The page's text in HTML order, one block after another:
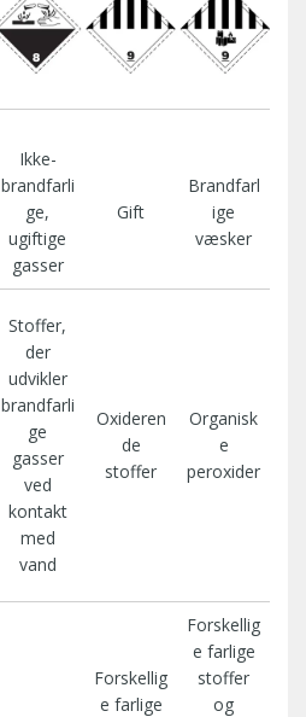
Ikke-
brandfarli
ge,
ugiftige
gasser
Gift
Brandfarl
ige
væsker
Stoffer,
der
udvikler
brandfarli
ge
gasser
ved
kontakt
med
vand
Oxideren
de
stoffer
Organisk
e
peroxider
Forskellig
e farlige
Forskellig
e farlige
stoffer
og